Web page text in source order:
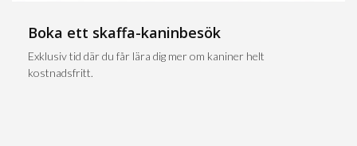
Boka ett skaffa-kaninbesök
Exklusiv tid där du får lära dig mer om kaniner helt
kostnadsfritt.